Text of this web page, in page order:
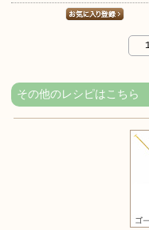
その他のレシピはこちら